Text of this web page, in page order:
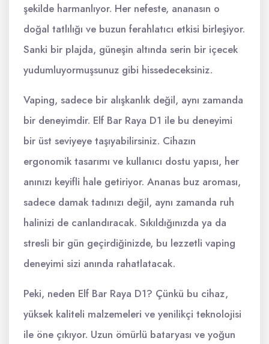
şekilde harmanlıyor. Her nefeste, ananasın o
doğal tatlılığı ve buzun ferahlatıcı etkisi birleşiyor.
Sanki bir plajda, güneşin altında serin bir içecek
yudumluyormuşsunuz gibi hissedeceksiniz.
Vaping, sadece bir alışkanlık değil, aynı zamanda
bir deneyimdir. Elf Bar Raya D1 ile bu deneyimi
bir üst seviyeye taşıyabilirsiniz. Cihazın
ergonomik tasarımı ve kullanıcı dostu yapısı, her
anınızı keyifli hale getiriyor. Ananas buz aroması,
sadece damak tadınızı değil, aynı zamanda ruh
halinizi de canlandıracak. Sıkıldığınızda ya da
stresli bir gün geçirdiğinizde, bu lezzetli vaping
deneyimi sizi anında rahatlatacak.
Peki, neden Elf Bar Raya D1? Çünkü bu cihaz,
yüksek kaliteli malzemeleri ve yenilikçi teknolojisi
ile öne çıkıyor. Uzun ömürlü bataryası ve yoğun